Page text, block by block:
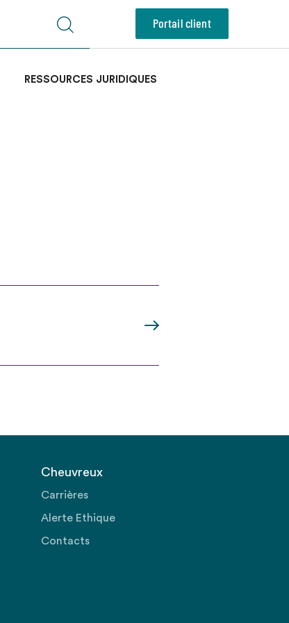
Portail client
RESSOURCES JURIDIQUES
Cheuvreux
Carrières
Alerte Ethique
Contacts